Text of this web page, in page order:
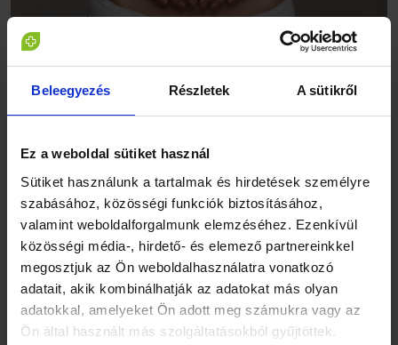
Beleegyezés Részletek A sütikről
Ez a weboldal sütiket használ
Sütiket használunk a tartalmak és hirdetések személyre
szabásához, közösségi funkciók biztosításához,
valamint weboldalforgalmunk elemzéséhez. Ezenkívül
közösségi média-, hirdető- és elemező partnereinkkel
megosztjuk az Ön weboldalhasználatra vonatkozó
adatait, akik kombinálhatják az adatokat más olyan
adatokkal, amelyeket Ön adott meg számukra vagy az
Ön által használt más szolgáltatásokból gyűjtöttek.
A hüvelygomba kezelése
A hüvelygomba kezelése szerencsére egyszerű. Az esetek
tablettákkal és kúpokkal orvosolható a probléma. Ezek a
gombaellenes szerek általában 1-2 héten belül elmulasztják
a fertőzést. Súlyosabb esetekben hüvelygomba elleni orális
készítményekre is szükség lehet. Fontos megjegyezni, hogy
a szájon át szedhető gyógyszerekkel történő kezelés
várandósság és szoptatás esetén ellenjavallt. Ilyenkor csak
helyi készítményeket szabad alkalmazni az orvos
utasításainak megfelelően. Illetve fontos tudnivaló, hogy a
kezelés alatt szüneteltetni kell a nemi életet. És amennyiben